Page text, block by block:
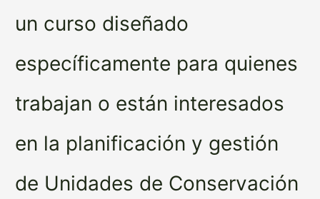
un curso diseñado
específicamente para quienes
trabajan o están interesados
en la planificación y gestión
de Unidades de Conservación